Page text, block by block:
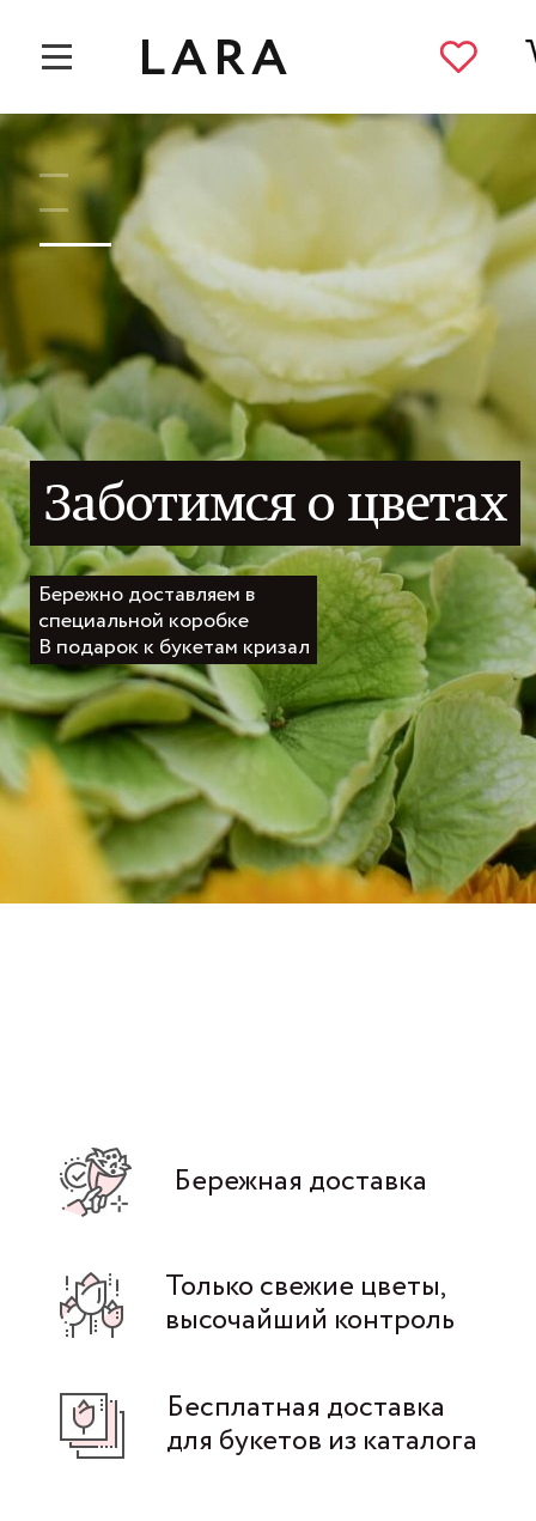
LARA
Закажи букет
сайте
Доставим
Есть вопросы?
Звоните!
+7 (921) 238 55
Актуально для букетов в
каталоге
Бережная доставка
Только свежие цветы,
высочайший контроль
Бесплатная доставка
для букетов из каталога